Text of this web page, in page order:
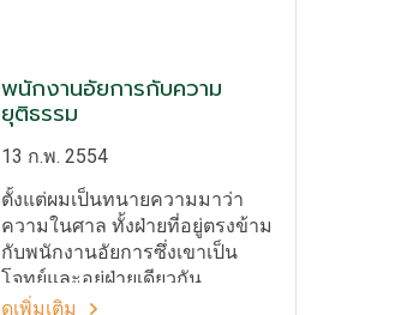
พนักงานอัยการกับความ
ยุติธรรม
13 ก.พ. 2554
ตั้งแต่ผมเป็นทนายความมาว่า
ความในศาล ทั้งฝ่ายที่อยู่ตรงข้าม
กับพนักงานอัยการซึ่งเขาเป็น
โจทย์และอยู่ฝ่ายเดียวกัน.........
ดูเพิ่มเติม